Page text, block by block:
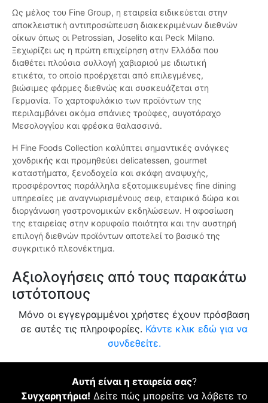
Ως μέλος του Fine Group, η εταιρεία ειδικεύεται στην
αποκλειστική αντιπροσώπευση διακεκριμένων διεθνών
οίκων όπως οι Petrossian, Joselito και Peck Milano.
Ξεχωρίζει ως η πρώτη επιχείρηση στην Ελλάδα που
διαθέτει πλούσια συλλογή χαβιαριού με ιδιωτική
ετικέτα, το οποίο προέρχεται από επιλεγμένες,
βιώσιμες φάρμες διεθνώς και συσκευάζεται στη
Γερμανία. Το χαρτοφυλάκιο των προϊόντων της
περιλαμβάνει ακόμα σπάνιες τρούφες, αυγοτάραχο
Μεσολογγίου και φρέσκα θαλασσινά.
Η Fine Foods Collection καλύπτει σημαντικές ανάγκες
χονδρικής και προμηθεύει delicatessen, gourmet
καταστήματα, ξενοδοχεία και σκάφη αναψυχής,
προσφέροντας παράλληλα εξατομικευμένες fine dining
υπηρεσίες με αναγνωρισμένους σεφ, εταιρικά δώρα και
διοργάνωση γαστρονομικών εκδηλώσεων. Η αφοσίωση
της εταιρείας στην κορυφαία ποιότητα και την αυστηρή
επιλογή διεθνών προϊόντων αποτελεί το βασικό της
συγκριτικό πλεονέκτημα.
Αξιολογήσεις από τους παρακάτω
ιστότοπους
Μόνο οι εγγεγραμμένοι χρήστες έχουν πρόσβαση
σε αυτές τις πληροφορίες. Κάντε κλικ εδώ για να
συνδεθείτε.
Αυτή είναι η εταιρεία σας?
Συγχαρητήρια! Δείτε πώς μπορείτε να λάβετε το